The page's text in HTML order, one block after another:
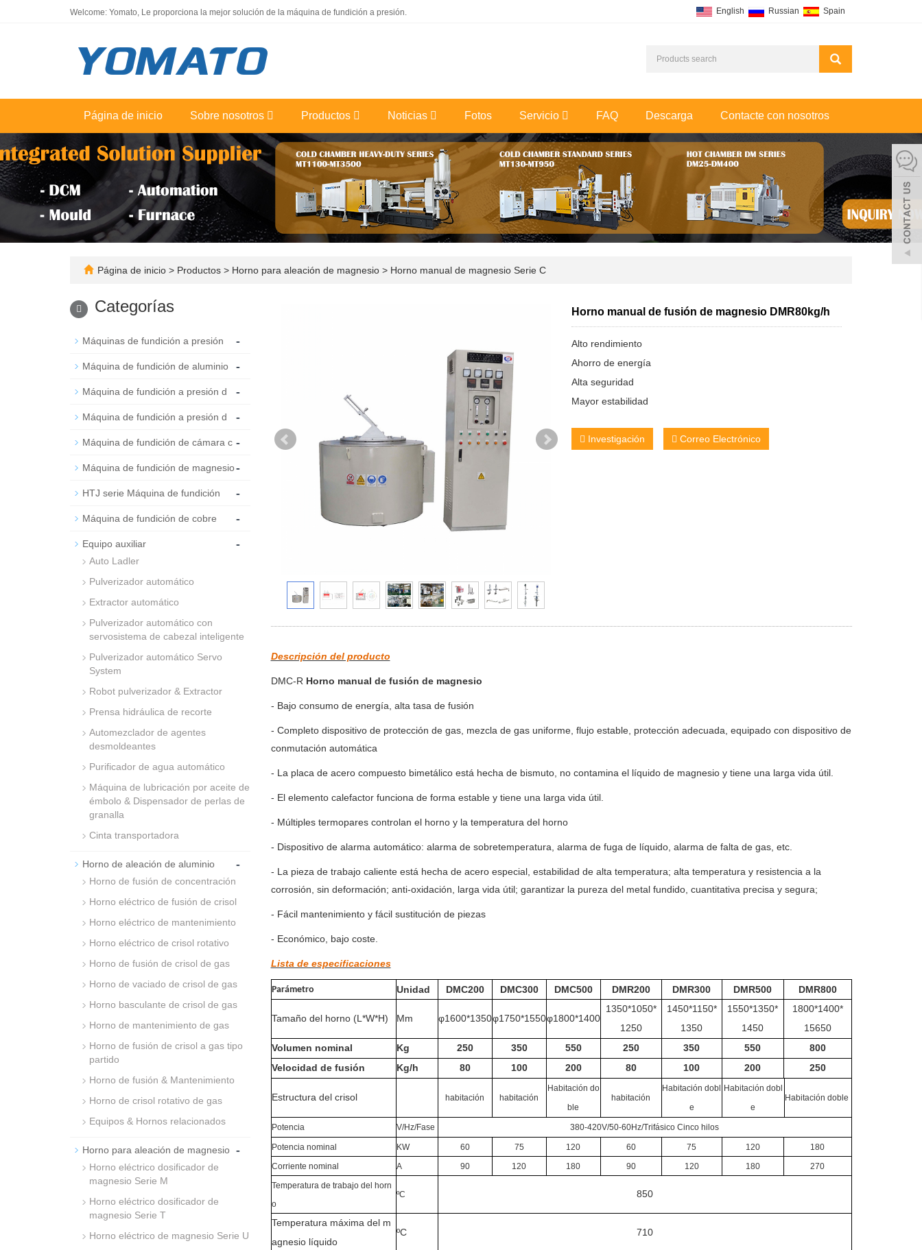
Welcome: Yomato, Le proporciona la mejor solución de la máquina de fundición a presión. English Russian Spain
Página de inicio Sobre nosotros Productos Noticias Fotos Servicio FAQ Descarga Contacte con nosotros
Página de inicio > Productos > Horno para aleación de magnesio > Horno manual de magnesio Serie C
Horno manual de fusión de magnesio DMR80kg/h
Alto rendimiento
Ahorro de energía
Alta seguridad
Mayor estabilidad
Investigación Correo Electrónico
Descripción del producto
DMC-R Horno manual de fusión de magnesio
- Bajo consumo de energía, alta tasa de fusión
- Completo dispositivo de protección de gas, mezcla de gas uniforme, flujo estable, protección adecuada, equipado con dispositivo de
conmutación automática
- La placa de acero compuesto bimetálico está hecha de bismuto, no contamina el líquido de magnesio y tiene una larga vida útil.
- El elemento calefactor funciona de forma estable y tiene una larga vida útil.
- Múltiples termopares controlan el horno y la temperatura del horno
- Dispositivo de alarma automático: alarma de sobretemperatura, alarma de fuga de líquido, alarma de falta de gas, etc.
- La pieza de trabajo caliente está hecha de acero especial, estabilidad de alta temperatura; alta temperatura y resistencia a la
corrosión, sin deformación; anti-oxidación, larga vida útil; garantizar la pureza del metal fundido, cuantitativa precisa y segura;
- Fácil mantenimiento y fácil sustitución de piezas
- Económico, bajo coste.
Lista de especificaciones
Parámetro Unidad DMC200 DMC300 DMC500 DMR200 DMR300 DMR500 DMR800
Tamaño del horno (L*W*H) Mm φ1600*1350φ1750*1550φ1800*1400
1350*1050*
1250
1450*1150*
1350
1550*1350*
1450
1800*1400*
15650
Volumen nominal
Kg 250 350 550 250 350 550
800
Velocidad de fusión
Kg/h 80 100 200 80 100 200 250
Estructura del crisol habitación habitación
Habitación do
ble
habitación
Habitación dobl
e
Habitación dobl
e
Habitación doble
Potencia V/Hz/Fase 380-420V/50-60Hz/Trifásico Cinco hilos
Potencia nominal KW 60 75 120 60 75 120
180
Corriente nominal
A 90 120 180 90 120 180
270
Temperatura de trabajo del horn
o
ºC 850
Temperatura máxima del m
agnesio líquido
ºC 710
Categorías
Máquinas de fundición a presión -
Máquina de fundición de aluminio -
Máquina de fundición a presión d -
Máquina de fundición a presión d -
Máquina de fundición de cámara c -
Máquina de fundición de magnesio-
HTJ serie Máquina de fundición -
Máquina de fundición de cobre -
Equipo auxiliar -
Auto Ladler
Pulverizador automático
Extractor automático
Pulverizador automático con
servosistema de cabezal inteligente
Pulverizador automático Servo
System
Robot pulverizador & Extractor
Prensa hidráulica de recorte
Automezclador de agentes
desmoldeantes
Purificador de agua automático
Máquina de lubricación por aceite de
émbolo & Dispensador de perlas de
granalla
Cinta transportadora
Horno de aleación de aluminio -
Horno de fusión de concentración
Horno eléctrico de fusión de crisol
Horno eléctrico de mantenimiento
Horno eléctrico de crisol rotativo
Horno de fusión de crisol de gas
Horno de vaciado de crisol de gas
Horno basculante de crisol de gas
Horno de mantenimiento de gas
Horno de fusión de crisol a gas tipo
partido
Horno de fusión & Mantenimiento
Horno de crisol rotativo de gas
Equipos & Hornos relacionados
Horno para aleación de magnesio -
Horno eléctrico dosificador de
magnesio Serie M
Horno eléctrico dosificador de
magnesio Serie T
Horno eléctrico de magnesio Serie U